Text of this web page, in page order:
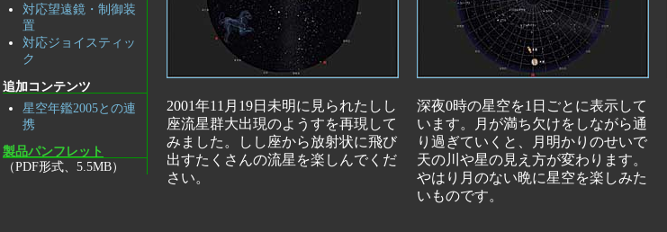
対応望遠鏡・制御装
置
対応ジョイスティッ
ク
追加コンテンツ
星空年鑑2005との連
携
製品パンフレット
（PDF形式、5.5MB）
2001年11月19日未明に見られたしし
座流星群大出現のようすを再現して
みました。しし座から放射状に飛び
出すたくさんの流星を楽しんでくだ
さい。
深夜0時の星空を1日ごとに表示して
います。月が満ち欠けをしながら通
り過ぎていくと、月明かりのせいで
天の川や星の見え方が変わります。
やはり月のない晩に星空を楽しみた
いものです。